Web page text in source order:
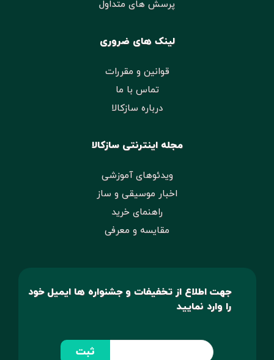
پرسش های متداول
لینک های ضروری
قوانین و مقررات
تماس با ما
درباره سازکالا
مجله اینترنتی سازکالا
ویدئوهای آموزشی
اخبار موسیقی و ساز
راهنمای خرید
مقایسه و معرفی
جهت اطلاع از تخفیفات و جشنواره ها ایمیل خود
را وارد نمایید
ثبت